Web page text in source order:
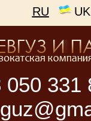
RU UK
050 331